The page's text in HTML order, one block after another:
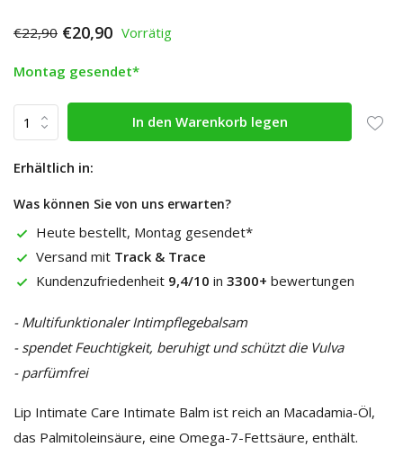
€22,90 €20,90 Vorrätig
Montag gesendet*
In den Warenkorb legen
Erhältlich in:
Was können Sie von uns erwarten?
Heute bestellt, Montag gesendet*
Versand mit Track & Trace
Kundenzufriedenheit 9,4/10 in 3300+ bewertungen
- Multifunktionaler Intimpflegebalsam
- spendet Feuchtigkeit, beruhigt und schützt die Vulva
- parfümfrei
Lip Intimate Care Intimate Balm ist reich an Macadamia-Öl,
das Palmitoleinsäure, eine Omega-7-Fettsäure, enthält.